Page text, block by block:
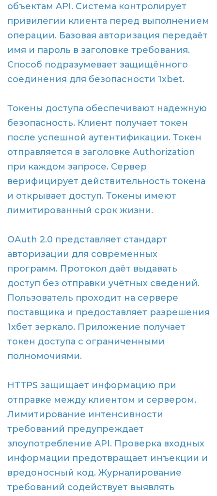
объектам API. Система контролирует
привилегии клиента перед выполнением
операции. Базовая авторизация передаёт
имя и пароль в заголовке требования.
Способ подразумевает защищённого
соединения для безопасности 1xbet.
Токены доступа обеспечивают надежную
безопасность. Клиент получает токен
после успешной аутентификации. Токен
отправляется в заголовке Authorization
при каждом запросе. Сервер
верифицирует действительность токена
и открывает доступ. Токены имеют
лимитированный срок жизни.
OAuth 2.0 представляет стандарт
авторизации для современных
программ. Протокол даёт выдавать
доступ без отправки учётных сведений.
Пользователь проходит на сервере
поставщика и предоставляет разрешения
1хбет зеркало. Приложение получает
токен доступа с ограниченными
полномочиями.
HTTPS защищает информацию при
отправке между клиентом и сервером.
Лимитирование интенсивности
требований предупреждает
злоупотребление API. Проверка входных
информации предотвращает инъекции и
вредоносный код. Журналирование
требований содействует выявлять